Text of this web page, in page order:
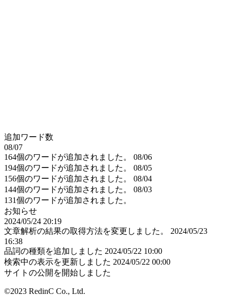
追加ワード数
08/07
164個のワードが追加されました。
08/06
194個のワードが追加されました。
08/05
156個のワードが追加されました。
08/04
144個のワードが追加されました。
08/03
131個のワードが追加されました。
お知らせ
2024/05/24 20:19
文章解析の結果の取得方法を変更しました。
2024/05/23
16:38
品詞の種類を追加しました 2024/05/22 10:00
検索中の表示を更新しました 2024/05/22 00:00
サイトの公開を開始しました
©2023 RedinC Co., Ltd.